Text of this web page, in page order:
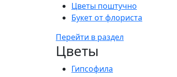
Цветы поштучно
Букет от флориста
Перейти в раздел
Цветы
Гипсофила